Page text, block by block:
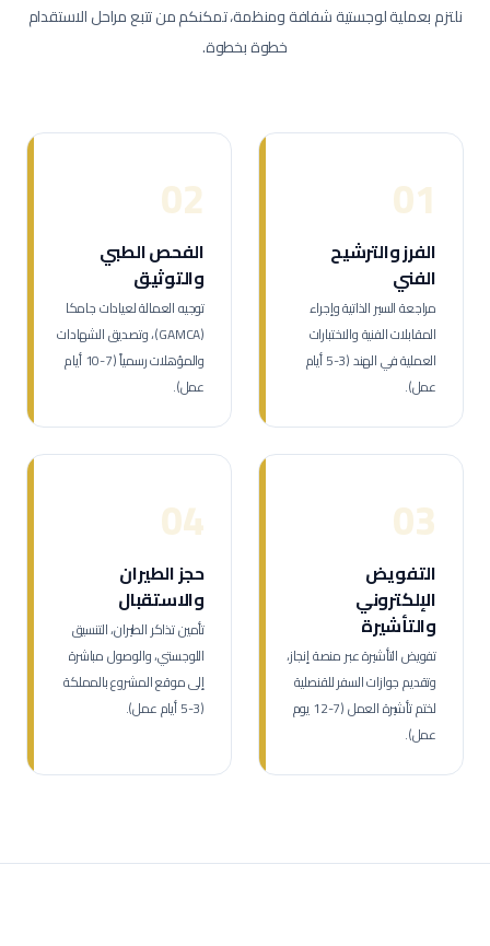
نلتزم بعملية لوجستية شفافة ومنظمة، تمكنكم من تتبع مراحل الاستقدام
خطوة بخطوة.
01
الفرز والترشيح
الفني
مراجعة السير الذاتية وإجراء
المقابلات الفنية والاختبارات
العملية في الهند (3-5 أيام
عمل).
02
الفحص الطبي
والتوثيق
توجيه العمالة لعيادات جامكا
(GAMCA)، وتصديق الشهادات
والمؤهلات رسمياً (7-10 أيام
عمل).
03
التفويض
الإلكتروني
والتأشيرة
تفويض التأشيرة عبر منصة إنجاز،
وتقديم جوازات السفر للقنصلية
لختم تأشيرة العمل (7-12 يوم
عمل).
04
حجز الطيران
والاستقبال
تأمين تذاكر الطيران، التنسيق
اللوجستي، والوصول مباشرة
إلى موقع المشروع بالمملكة
(3-5 أيام عمل).